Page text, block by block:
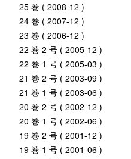
25 巻 ( 2008-12 )
24 巻 ( 2007-12 )
23 巻 ( 2006-12 )
22 巻 2 号 ( 2005-12 )
22 巻 1 号 ( 2005-03 )
21 巻 2 号 ( 2003-09 )
21 巻 1 号 ( 2003-06 )
20 巻 2 号 ( 2002-12 )
20 巻 1 号 ( 2002-06 )
19 巻 2 号 ( 2001-12 )
19 巻 1 号 ( 2001-06 )